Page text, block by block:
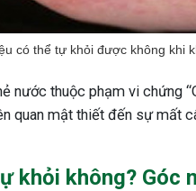
có thể tự khỏi được không khi
nước thuộc phạm vi chứng
quan mật thiết đến sự mất
khỏi không? Góc